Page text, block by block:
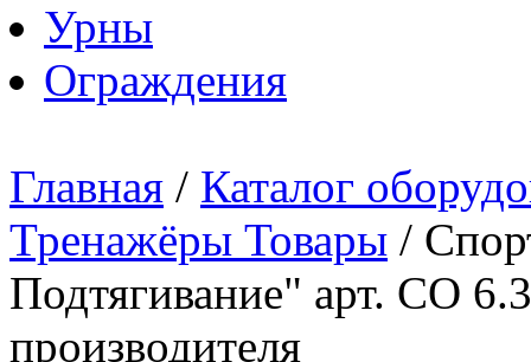
Урны
Ограждения
Главная / Каталог
Тренажёры Товары /
Подтягивание" арт. СО
производителя